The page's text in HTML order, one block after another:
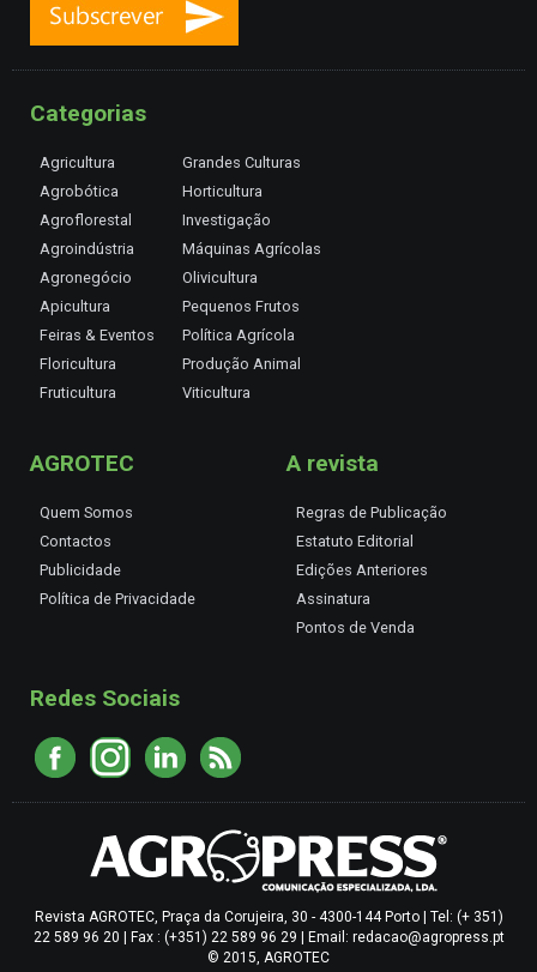
Categorias
Agricultura
Agrobótica
Agroflorestal
Agroindústria
Agronegócio
Apicultura
Feiras & Eventos
Floricultura
Fruticultura
Grandes Culturas
Horticultura
Investigação
Máquinas Agrícolas
Olivicultura
Pequenos Frutos
Política Agrícola
Produção Animal
Viticultura
AGROTEC
Quem Somos
Contactos
Publicidade
Política de Privacidade
A revista
Regras de Publicação
Estatuto Editorial
Edições Anteriores
Assinatura
Pontos de Venda
Redes Sociais
Revista AGROTEC, Praça da Corujeira, 30 - 4300-144 Porto | Tel: (+ 351)
22 589 96 20 | Fax : (+351) 22 589 96 29 | Email: redacao@agropress.pt
© 2015, AGROTEC